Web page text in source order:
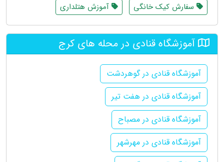
سفارش کیک خانگی
آموزش هتلداری
آموزشگاه قنادی در محله های کرج
آموزشگاه قنادی در گوهردشت
آموزشگاه قنادی در هفت تیر
آموزشگاه قنادی در مصباح
آموزشگاه قنادی در مهرشهر